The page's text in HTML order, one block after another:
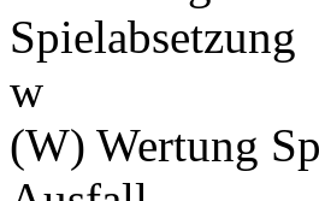
Spielabsetzung
w
(W) Wertung